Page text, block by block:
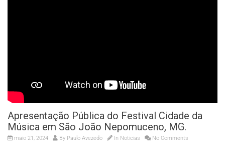
Apresentação Pública do Festival Cidade da
Música em São João Nepomuceno, MG.
maio 21, 2024 By Paulo Avezedo In Noticias No Comments